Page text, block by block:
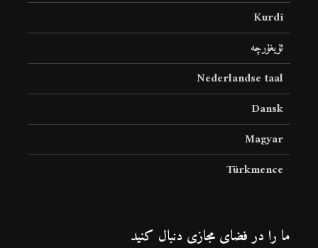
Kurdî
ئۇيغۇرچە
Nederlandse taal
Dansk
Magyar
Türkmence
ما را در فضای مجازی دنبال کنید